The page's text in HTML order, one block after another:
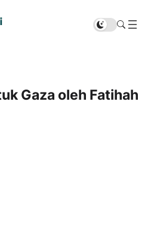
Gaza oleh Fatihah